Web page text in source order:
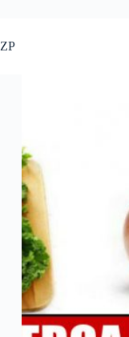
do
treści
ZP